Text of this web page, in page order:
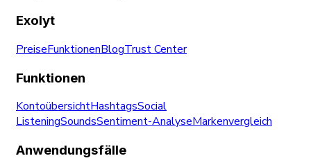
Exolyt
PreiseFunktionenBlogTrust Center
Funktionen
KontoübersichtHashtagsSocial
ListeningSoundsSentiment-AnalyseMarkenvergleich
Anwendungsfälle